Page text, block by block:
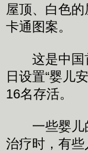
屋顶、白色
卡通图案。
这是中国首
日设置“婴儿
16名存活。
一些婴儿的
治疗时，有